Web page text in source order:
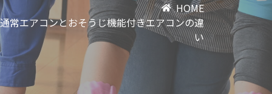
HOME
通常エアコンとおそうじ機能付きエアコンの違
い